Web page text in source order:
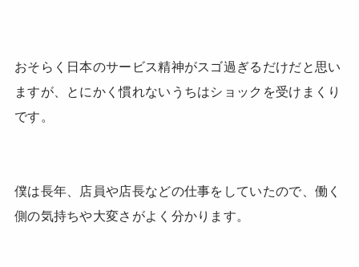
おそらく日本のサービス精神がスゴ過ぎるだけだと思い
ますが、とにかく慣れないうちはショックを受けまくり
です。
僕は長年、店員や店長などの仕事をしていたので、働く
側の気持ちや大変さがよく分かります。